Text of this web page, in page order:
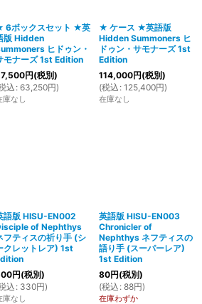
6ボックスセット ★英
版 Hidden
ヒドゥン・
モナーズ 1st Edition
円(税別)
込 : 63,250円)
庫なし
★ ケース ★英語版
Hidden Summoners ヒ
ドゥン・サモナーズ 1st
Edition
114,000円(税別)
(税込 : 125,400円)
在庫なし
語版 HISU-EN002
of Nephthys
フティスの祈り手 (シ
クレットレア) 1st
円(税別)
込 : 330円)
庫なし
英語版 HISU-EN003
Chronicler of
Nephthys ネフティスの
語り手 (スーパーレア)
1st Edition
80円(税別)
(税込 : 88円)
在庫わずか